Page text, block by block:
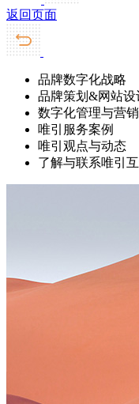
返回页面
品牌数字化战略
品牌策划&网站设
数字化管理与营销
唯引服务案例
唯引观点与动态
了解与联系唯引